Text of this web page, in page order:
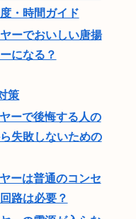
・時間ガイド
ーでおいしい唐揚
になる？
策
ーで後悔する人の
失敗しないための
ーは普通のコンセ
路は必要？